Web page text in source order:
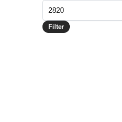
Filter